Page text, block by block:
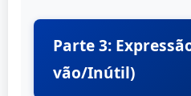
Parte 3:
vão/Inútil)